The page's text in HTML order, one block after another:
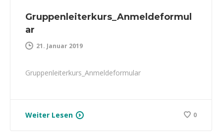
Gruppenleiterkurs_Anmeldeformul
ar
21. Januar 2019
Gruppenleiterkurs_Anmeldeformular
Weiter Lesen 0